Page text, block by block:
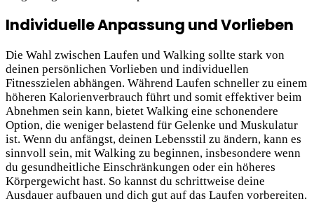
Individuelle Anpassung und Vorlieben
Die Wahl zwischen Laufen und Walking sollte stark von
deinen persönlichen Vorlieben und individuellen
Fitnesszielen abhängen. Während Laufen schneller zu einem
höheren Kalorienverbrauch führt und somit effektiver beim
Abnehmen sein kann, bietet Walking eine schonendere
Option, die weniger belastend für Gelenke und Muskulatur
ist. Wenn du anfängst, deinen Lebensstil zu ändern, kann es
sinnvoll sein, mit Walking zu beginnen, insbesondere wenn
du gesundheitliche Einschränkungen oder ein höheres
Körpergewicht hast. So kannst du schrittweise deine
Ausdauer aufbauen und dich gut auf das Laufen vorbereiten.